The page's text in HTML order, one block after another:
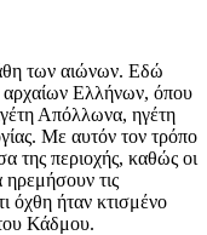
των αιώνων. Εδώ
αρχαίων Ελλήνων, όπου
Απόλλωνα, ηγέτη
Με αυτόν τον τρόπο
της περιοχής, καθώς οι
τις
όχθη ήταν κτισμένο
Κάδμου.